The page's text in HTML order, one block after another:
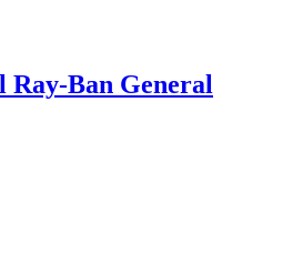
Ray-Ban General